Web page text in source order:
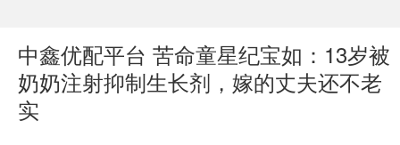
中鑫优配平台 苦命童星纪宝如：13岁被
奶奶注射抑制生长剂，嫁的丈夫还不老
实